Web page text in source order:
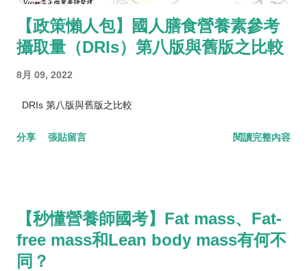
【政策懶人包】國人膳食營養素參考
攝取量（DRIs）第八版與舊版之比較
8月 09, 2022
DRIs 第八版與舊版之比較
分享 張貼留言 閱讀完整內容
【秒懂營養師國考】Fat mass、Fat-
free mass和Lean body mass有何不
同？